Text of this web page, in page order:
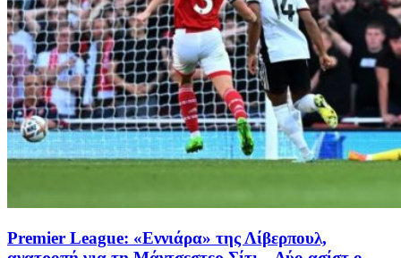
Premier League: «Εννιάρα» της Λίβερπουλ,